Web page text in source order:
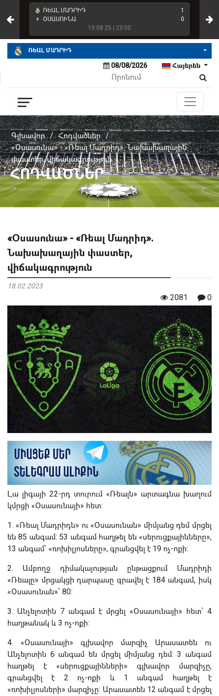
ՌԵԱԼ ՄԱԴՐԻԴ
1
ՕՍԱՍՈՒՆԱ
0
19.08.25 | 23:00
ՌԵԱԼ ՄԱԴՐԻԴ
Հայերեն
08/08/2026
Գլխավոր / Հոդվածներ /
«Օսասունա» - «Ռեալ Մադրիդ». Նախախաղային
փաստեր, վիճակագրություն
ՀՈԴՎԱԾՆԵՐ
«Օսասունա» - «Ռեալ Մադրիդ».
Նախախաղային փաստեր,
վիճակագրություն
18.02.2023
2081 0
Լա լիգայի 22-րդ տուրում «Ռեալն» արտագնա խաղում
կմրցի «Օսասունայի» հետ:
1. «Ռեալ Մադրիդն» ու «Օսասունան» միմյանց դեմ մրցել
են 85 անգամ: 53 անգամ հաղթել են «սերուցքայինները»,
13 անգամ՝ «ռոխիլյոսները», գրանցվել է 19 ոչ-ոքի:
2. Ամբողջ դիմակայության ընթացքում Մադրիդի
«Ռեալը» մրցակցի դարպասը գրավել է 184 անգամ, իսկ
«Օսասունան»՝ 80:
3. Անչելոտին 7 անգամ է մրցել «Օսասունայի» հետ՝ 4
հաղթանակ և 3 ոչ-ոքի:
4. «Օսասունայի» գլխավոր մարզիչ Արասատեն ու
Անչելոտին 6 անգամ են մրցել միմյանց դեմ: 3 անգամ
հաղթել է «սերուցքայինների» գլխավոր մարզիչը,
գրանցվել է 2 ոչ-ոքի և 1 անգամ հաղթել է
«ռոխիլյոսների» մարզիչը: Արասատեն 12 անգամ է մրցել